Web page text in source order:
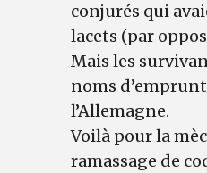
conjurés qui
lacets (par
Mais les
noms
l’Allemagne.
Voilà pour la
ramassage de